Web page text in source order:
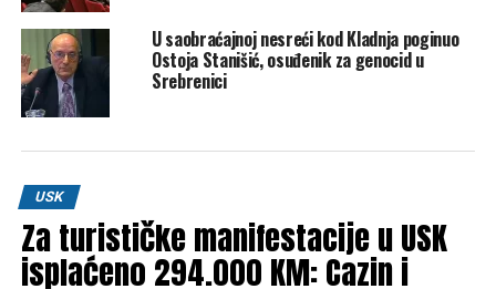
imali priliku čuti i stihove “Pjesme o Srebrenici” rahmetli
akademika Abdulaha Sidrana te “Potočarsku dovu” bivšeg
reisu-l-uleme Mustafe ef. Cerića, uklesanu u kamenu u
Memorijalnom centru u Potočarima.
Share
Tweet Share
U saobraćajnoj nesreći kod Kladnja poginuo
Ostoja Stanišić, osuđenik za genocid u
Srebrenici
USK
Za turističke manifestacije u USK
isplaćeno 294.000 KM: Cazin i